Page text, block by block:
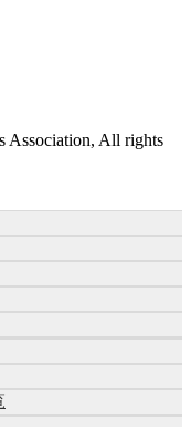
Association, All rights